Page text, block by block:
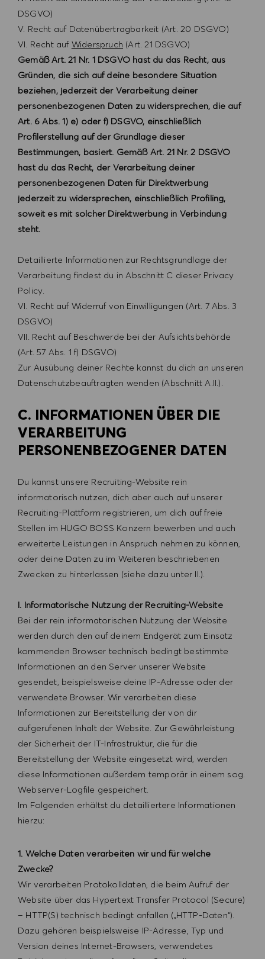
DSGVO)
V. Recht auf Datenübertragbarkeit (Art. 20 DSGVO)
VI. Recht auf Widerspruch (Art. 21 DSGVO)
Gemäß Art. 21 Nr. 1 DSGVO hast du das Recht, aus
Gründen, die sich auf deine besondere Situation
beziehen, jederzeit der Verarbeitung deiner
personenbezogenen Daten zu widersprechen, die auf
Art. 6 Abs. 1) e) oder f) DSGVO, einschließlich
Profilerstellung auf der Grundlage dieser
Bestimmungen, basiert. Gemäß Art. 21 Nr. 2 DSGVO
hast du das Recht, der Verarbeitung deiner
personenbezogenen Daten für Direktwerbung
jederzeit zu widersprechen, einschließlich Profiling,
soweit es mit solcher Direktwerbung in Verbindung
steht.
Detaillierte Informationen zur Rechtsgrundlage der
Verarbeitung findest du in Abschnitt C dieser Privacy
Policy.
VI. Recht auf Widerruf von Einwilligungen (Art. 7 Abs. 3
DSGVO)
VII. Recht auf Beschwerde bei der Aufsichtsbehörde
(Art. 57 Abs. 1 f) DSGVO)
Zur Ausübung deiner Rechte kannst du dich an unseren
Datenschutzbeauftragten wenden (Abschnitt A.II.).
C. INFORMATIONEN ÜBER DIE
VERARBEITUNG
PERSONENBEZOGENER DATEN
Du kannst unsere Recruiting-Website rein
informatorisch nutzen, dich aber auch auf unserer
Recruiting-Plattform registrieren, um dich auf freie
Stellen im HUGO BOSS Konzern bewerben und auch
erweiterte Leistungen in Anspruch nehmen zu können,
oder deine Daten zu im Weiteren beschriebenen
Zwecken zu hinterlassen (siehe dazu unter II.).
I. Informatorische Nutzung der Recruiting-Website
Bei der rein informatorischen Nutzung der Website
werden durch den auf deinem Endgerät zum Einsatz
kommenden Browser technisch bedingt bestimmte
Informationen an den Server unserer Website
gesendet, beispielsweise deine IP-Adresse oder der
verwendete Browser. Wir verarbeiten diese
Informationen zur Bereitstellung der von dir
aufgerufenen Inhalt der Website. Zur Gewährleistung
der Sicherheit der IT-Infrastruktur, die für die
Bereitstellung der Website eingesetzt wird, werden
diese Informationen außerdem temporär in einem sog.
Webserver-Logfile gespeichert.
Im Folgenden erhältst du detailliertere Informationen
hierzu:
1. Welche Daten verarbeiten wir und für welche
Zwecke?
Wir verarbeiten Protokolldaten, die beim Aufruf der
Website über das Hypertext Transfer Protocol (Secure)
– HTTP(S) technisch bedingt anfallen („HTTP-Daten“).
Dazu gehören beispielsweise IP-Adresse, Typ und
Version deines Internet-Browsers, verwendetes